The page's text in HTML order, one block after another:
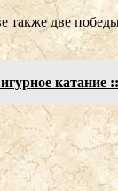
также две